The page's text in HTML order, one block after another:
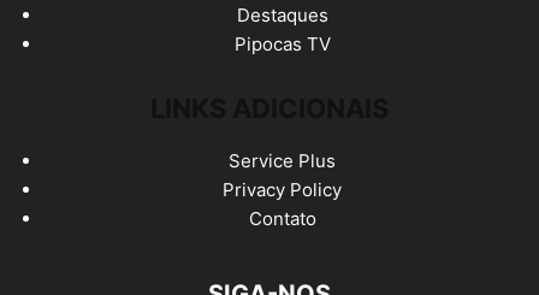
Destaques
Pipocas TV
Service Plus
Privacy Policy
Contato